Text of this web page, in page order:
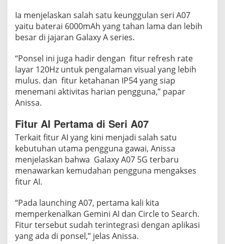
k
a
n
e
n
y
a
a
a
n
a
s
i
m
a
Ia menjelaskan salah satu keunggulan seri A07
yaitu baterai 6000mAh yang tahan lama dan lebih
besar di jajaran Galaxy A series.
“Ponsel ini juga hadir dengan fitur refresh rate
layar 120Hz untuk pengalaman visual yang lebih
mulus. dan fitur ketahanan IP54 yang siap
menemani aktivitas harian pengguna,” papar
Anissa.
Fitur AI Pertama di Seri A07
Terkait fitur AI yang kini menjadi salah satu
kebutuhan utama pengguna gawai, Anissa
menjelaskan bahwa Galaxy A07 5G terbaru
menawarkan kemudahan pengguna mengakses
fitur AI.
“Pada launching A07, pertama kali kita
memperkenalkan Gemini AI dan Circle to Search.
Fitur tersebut sudah terintegrasi dengan aplikasi
yang ada di ponsel,” jelas Anissa.